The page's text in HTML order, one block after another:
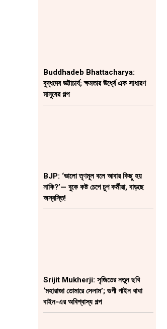
Buddhadeb Bhattacharya:
বুদ্ধদেব ভট্টাচার্য; ক্ষমতার ঊর্ধ্বে এক সাধারণ
মানুষের গল্প
BJP: ‘ভালো তৃণমূল বলে আবার কিছু হয়
নাকি?’— বুকে কষ্ট চেপে চুপ কর্মীরা, বাড়ছে
অস্বস্তি!
Srijit Mukherji: সৃজিতের নতুন ছবি
‘মহারাজা তোমারে সেলাম’; গুপী গাইন বাঘা
বাইন-এর অবিশ্বাস্য গল্প